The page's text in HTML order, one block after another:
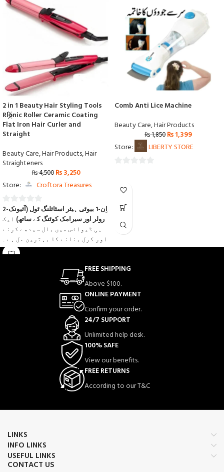
2 in 1 Beauty Hair Styling Tools
Rlonic Roller Ceramic Coating
Flat Iron Hair Curler and
Straight
Beauty Care,Hair Products,Hair
Straighteners
₨4,500 ₨3,250
Store:
Croftora Treasures
0
out
of
5
2-اِن-1 بیوٹی ہیئر اسٹائلنگ ٹول (آئیونک
رولر اور سیرامک کوٹنگ کے ساتھ) ایک
ہی ڈیوائس میں بال سیدھے کرنے
اور کرل بنانے کا بہترین حل ہے۔
سیرامک کوٹنگ ٹیکنالوجی
شامل ہے جو گرمی کو یکساں طور پر
پھیلاتی ہے، بالوں کو جلنے اور
نقصان سے بچاتی ہے اور دیرپا
نتائج دیتی ہے۔
ختم کرتا ہے، نمی برقرار رکھتا
ہے اور بالوں کو نرم، چمکدار
اور ریشمی بناتا ہے۔
اس کا منفرد
کرلز، ویوز اور سلیقے سے سیدھے
بال بنانے میں مدد دیتا ہے۔ ہر
قسم کے بالوں کے لیے موزوں، یہ
فلیٹ آئرن تیزی سے گرم ہو جاتا
ہے اور گھر پر ہی سیلون جیسا
Comb Anti Lice Machine
Beauty Care,Hair Products
₨1,850 ₨1,399
Store:
LIBERTY STORE
FREE SHIPPING
Above $100.
ONLINE PAYMENT
Confirm your order.
24/7 SUPPORT
Unlimited help desk.
100% SAFE
View our benefits.
FREE RETURNS
According to our T&C
LINKS
INFO LINKS
USEFUL LINKS
CONTACT US